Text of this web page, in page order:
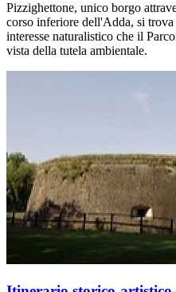
Pizzighettone, unico borgo
corso inferiore dell'Adda, si
interesse naturalistico che il
vista della tutela ambientale.